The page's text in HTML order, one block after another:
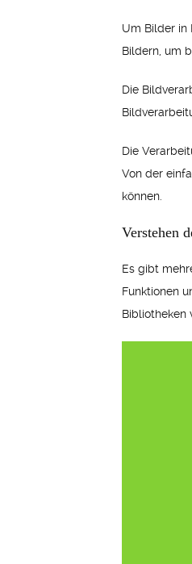
Um Bilder in
Bildern, um
Die
Die
Von der
können.
Verstehen
Es gibt
Funktionen
Bibliotheken